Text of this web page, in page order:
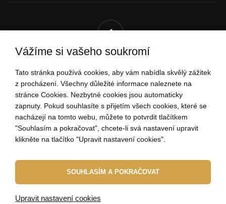
RÁDI VÁM POMŮŽEME!
704 034 135
(Po - Pá: 9:00-15:00)
ahoj@elbeza.cz
Internetový obchod
Vážíme si vašeho soukromí
Tato stránka používá cookies, aby vám nabídla skvělý zážitek
z procházení. Všechny důležité informace naleznete na
stránce Cookies. Nezbytné cookies jsou automaticky
zapnuty. Pokud souhlasíte s přijetím všech cookies, které se
nacházejí na tomto webu, můžete to potvrdit tlačítkem
"Souhlasím a pokračovat", chcete-li svá nastavení upravit
klikněte na tlačítko "Upravit nastavení cookies".
SOUHLASÍM A POKRAČOVAT
Upravit nastavení cookies